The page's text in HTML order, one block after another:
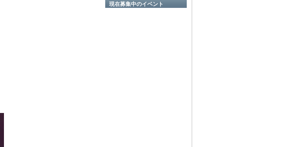
現在募集中のイベント